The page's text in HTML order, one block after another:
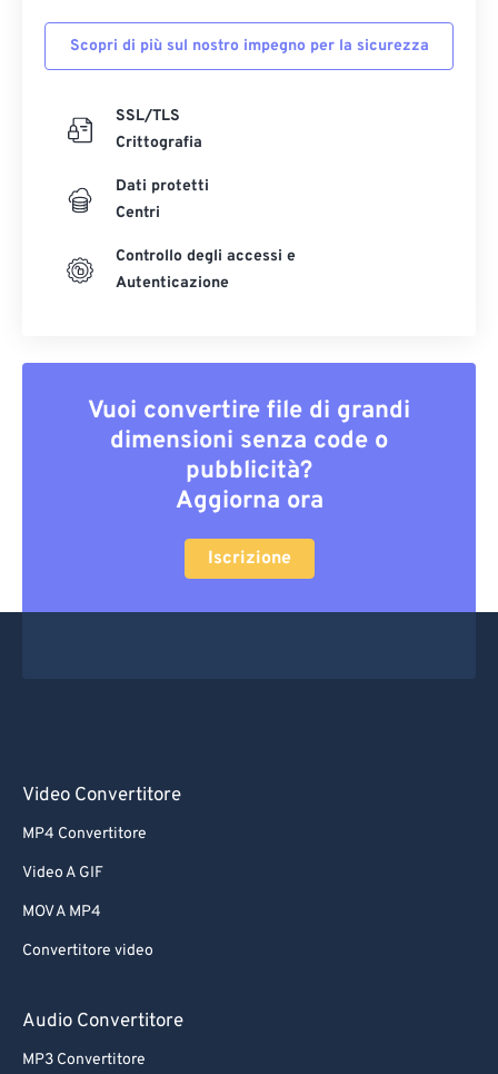
Scopri di più sul nostro impegno per la sicurezza
SSL/TLS
Crittografia
Dati protetti
Centri
Controllo degli accessi e
Autenticazione
Vuoi convertire file di grandi
dimensioni senza code o
pubblicità?
Aggiorna ora
Iscrizione
Video Convertitore
MP4 Convertitore
Video A GIF
MOV A MP4
Convertitore video
Audio Convertitore
MP3 Convertitore